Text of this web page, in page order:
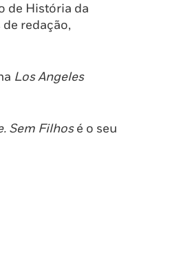
de História da
redação,
Los Angeles
Sem Filhosé o seu